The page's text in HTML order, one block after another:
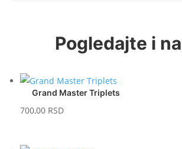
Pogledajte i
Grand Master Triplets
700,00 RSD